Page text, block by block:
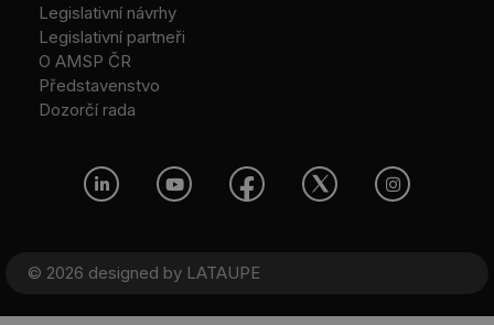
Legislativní návrhy
Legislativní partneři
O AMSP ČR
Představenstvo
Dozorčí rada
© 2026 designed by LATAUPE